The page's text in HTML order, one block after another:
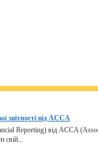
звітності від ACCA
Reporting) від ACCA
свій...